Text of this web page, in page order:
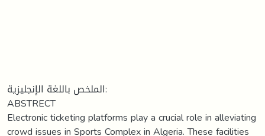
الملخص باللغة الإنجليزية:
ABSTRECT
Electronic ticketing platforms play a crucial role in alleviating
crowd issues in Sports Complex in Algeria. These facilities